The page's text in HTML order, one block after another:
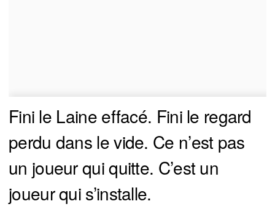
Fini le Laine effacé. Fini le regard
perdu dans le vide. Ce n’est pas
un joueur qui quitte. C’est un
joueur qui s’installe.